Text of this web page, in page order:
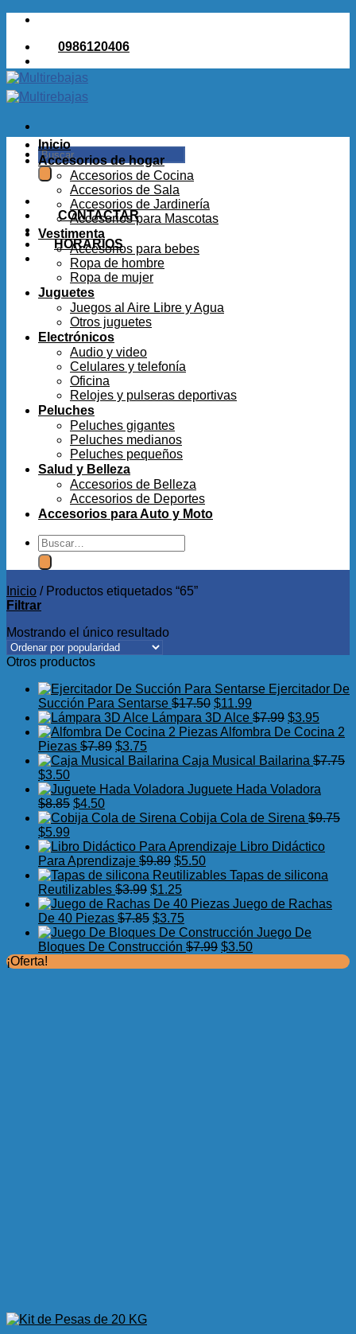
Saltar
contenido0986120406
Buscar
por:
CONTACTAR
HORARIOS
Inicio
Accesorios de hogar
Accesorios de Cocina
Accesorios de Sala
Accesorios de Jardinería
Accesorios para Mascotas
Vestimenta
Accesorios para bebes
Ropa de hombre
Ropa de mujer
Juguetes
Juegos al Aire Libre y Agua
Otros juguetes
Electrónicos
Audio y video
Celulares y telefonía
Oficina
Relojes y pulseras deportivas
Peluches
Peluches gigantes
Peluches medianos
Peluches pequeños
Salud y Belleza
Accesorios de Belleza
Accesorios de Deportes
Accesorios para Auto y Moto
Buscar
por:
Inicio /Productos etiquetados “65”
Filtrar
Mostrando el único resultado
Otros productos
Ejercitador De
Succión Para Sentarse $17.50 El
precio
original
$17.50.
$11.99
precio
actual
$11.99.
Lámpara 3D Alce $7.99 El
precio
era:
$3.95El
precio
es:
Alfombra De Cocina 2
Piezas $7.89 El
precio
era:
$3.75El
precio
es:
Caja Musical Bailarina $7.75
El
precio
original
era:
$7.75.
$3.50El
precio
actual
es:
Juguete Hada Voladora
$8.85 El
precio
era:
$8.85.
$4.50El
precio
es:
$4.50.
Cobija Cola de Sirena $9.75
El
precio
original
era:
$9.75.
$5.99
precio
actual
es:
$5.99.
Libro Didáctico
Para Aprendizaje $9.89 El
precio
original
era:
$9.89.
$5.50El
precio
es:
Tapas de silicona
Reutilizables $3.99 El
precio
original
era:
$3.99.
$1.25El
precio
actual
es:
$1.25.
Juego de Rachas
De 40 Piezas $7.85 El
precio
original
$3.75El
precio
actual
Juego De
Bloques De Construcción $7.99 El
$3.50El
¡Oferta!